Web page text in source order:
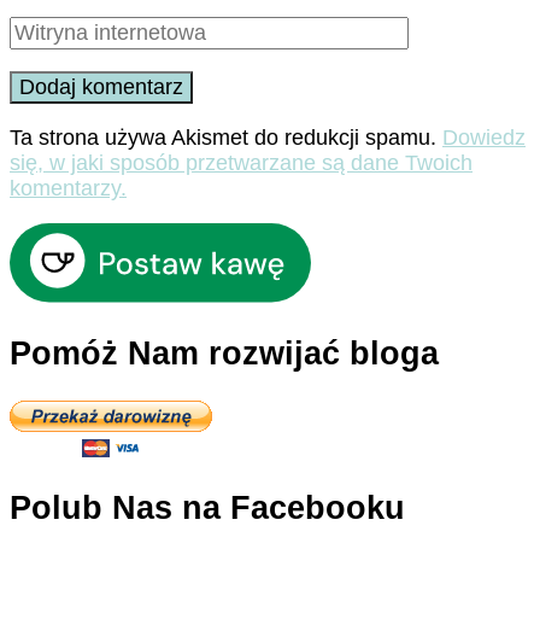
Ta strona używa Akismet do redukcji spamu. Dowiedz
się, w jaki sposób przetwarzane są dane Twoich
komentarzy.
Pomóż Nam rozwijać bloga
Polub Nas na Facebooku